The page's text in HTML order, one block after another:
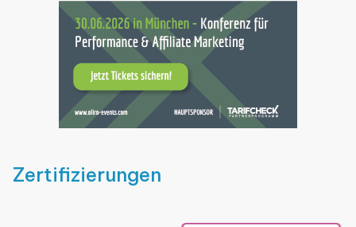
Zertifizierungen